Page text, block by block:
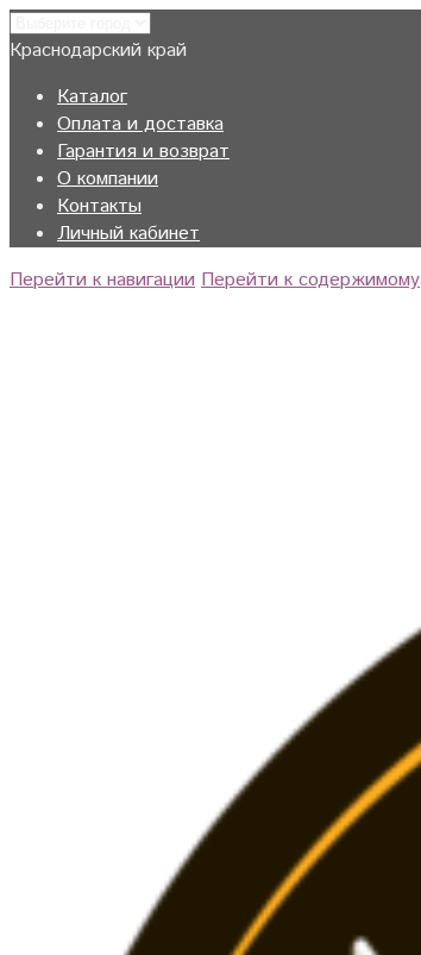
Краснодарский край
Каталог
Оплата и доставка
Гарантия и возврат
О компании
Контакты
Личный кабинет
Перейти к навигации Перейти к содержимому